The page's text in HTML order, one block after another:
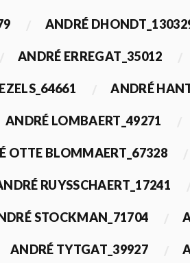
ANDRÉ
ANDRÉ ERREGAT_35012
ANDRÉ
ANDRÉ LOMBAERT_49271
OTTE BLOMMAERT_67328
RUYSSCHAERT_17241
STOCKMAN_71704
ANDRÉ TYTGAT_39927